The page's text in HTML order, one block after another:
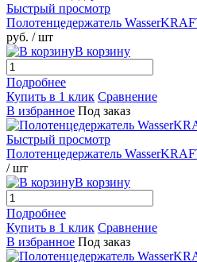
Быстрый просмотр
Полотенцедержатель
руб. / шт
В корзину
Подробнее
Купить в 1 клик Сравнение
В избранное Под заказ
Быстрый просмотр
Полотенцедержатель
/ шт
В корзину
Подробнее
Купить в 1 клик Сравнение
В избранное Под заказ